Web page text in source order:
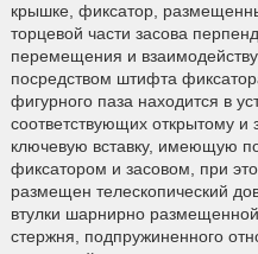
крышке, фиксатор,
торцевой части засова
перемещения и
посредством штифта
фигурного паза находится в
соответствующих открытому
ключевую вставку, имеющую
фиксатором и засовом, при
размещен телескопический
втулки шарнирно
стержня, подпружиненного